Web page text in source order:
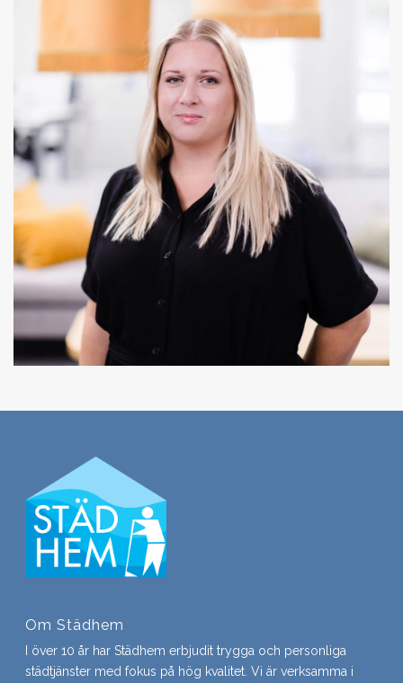
Om Städhem
I över 10 år har Städhem erbjudit trygga och personliga
städtjänster med fokus på hög kvalitet. Vi är verksamma i